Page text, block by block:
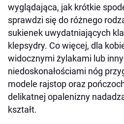
wyglądająca, jak krótkie
sprawdzi się do różnego
sukienek uwydatniających
klepsydry. Co więcej, dla
widocznymi żylakami lub
niedoskonałościami nóg
modele rajstop oraz
delikatnej opalenizny
kształt.